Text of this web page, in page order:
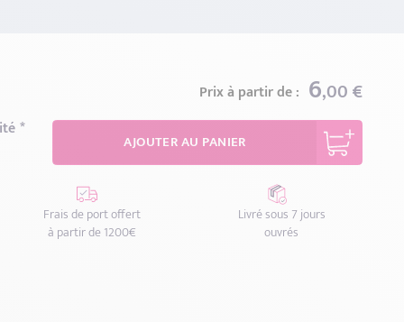
Prix à partir de : 6,00 €
AJOUTER AU PANIER
Frais de port offert
à partir de 1200€
Livré sous 7 jours
ouvrés